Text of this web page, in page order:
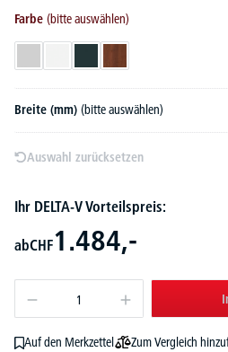
Farbe (bitte auswählen)
Breite (mm) (bitte auswählen)
Auswahl zurücksetzen
Ihr DELTA-V Vorteilspreis:
abCHF1.484,-
Auf den Merkzettel Zum Vergleich